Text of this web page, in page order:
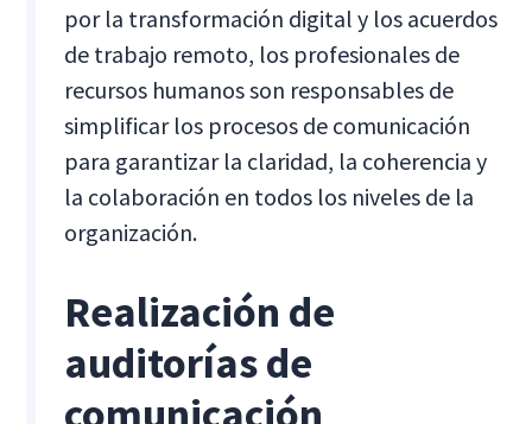
por la transformación digital y los acuerdos
de trabajo remoto, los profesionales de
recursos humanos son responsables de
simplificar los procesos de comunicación
para garantizar la claridad, la coherencia y
la colaboración en todos los niveles de la
organización.
Realización de
auditorías de